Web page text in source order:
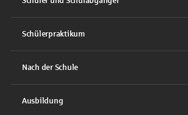
Schülerpraktikum
Nach der Schule
Ausbildung